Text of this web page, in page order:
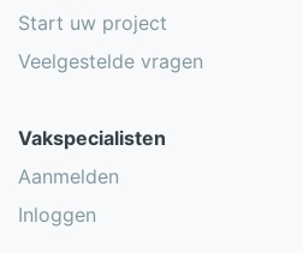
Start uw project
Veelgestelde vragen
Vakspecialisten
Aanmelden
Inloggen